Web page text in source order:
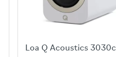
Loa Q Acoustics 3030c